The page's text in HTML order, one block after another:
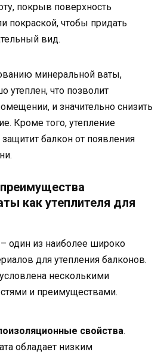
покрыв поверхность
покраской, чтобы придать
вид.
минеральной ваты,
утеплен, что позволит
и значительно снизить
Кроме того, утепление
балкон от появления
как утеплителя для
– один из наиболее широко
для утепления балконов.
несколькими
и преимуществами.
свойства.
обладает низким